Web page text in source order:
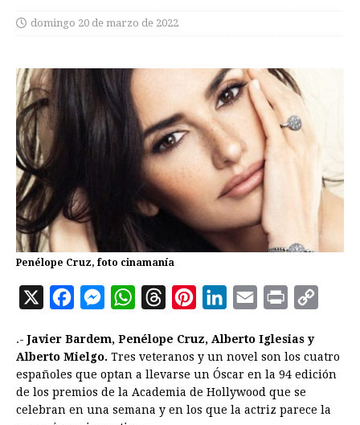
domingo 20 de marzo de 2022
Penélope Cruz, foto cinamanía
X
c
e
b
o
M
s
s
e
n
W
a
t
s
A
r
e
a
d
n
t
e
r
n
k
e
d
a
i
l
i
n
t
y
i
.-Javier Bardem, Penélope Cruz, Alberto Iglesias y
Alberto Mielgo. Tres veteranos y un novel son los cuatro
españoles que optan a llevarse un Óscar en la 94 edición
de los premios de la Academia de Hollywood que se
celebran en una semana y en los que la actriz parece la